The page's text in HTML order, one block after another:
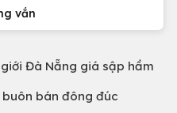
vắn
Đà Nẵng giá sập hầm
bán đông đúc